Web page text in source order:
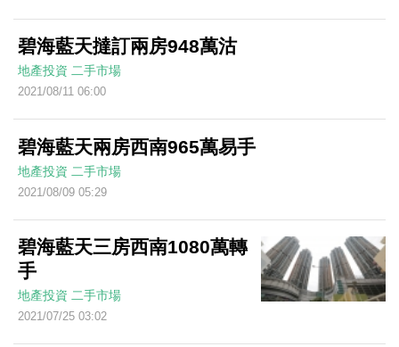
碧海藍天撻訂兩房948萬沽
地產投資 二手市場
2021/08/11 06:00
碧海藍天兩房西南965萬易手
地產投資 二手市場
2021/08/09 05:29
碧海藍天三房西南1080萬轉
手
地產投資 二手市場
2021/07/25 03:02